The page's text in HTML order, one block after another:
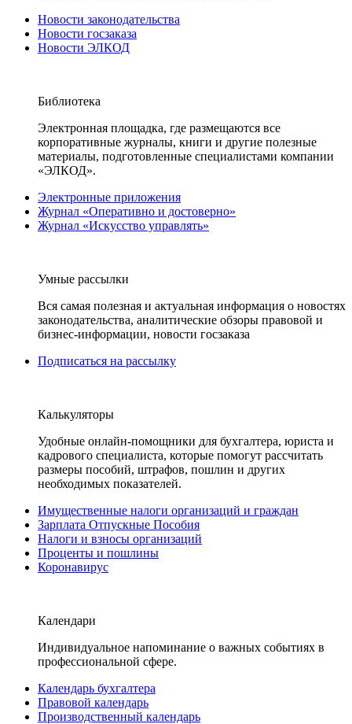
Новости законодательства
Новости госзаказа
Новости ЭЛКОД
Библиотека
Электронная площадка, где размещаются все
корпоративные журналы, книги и другие полезные
материалы, подготовленные специалистами компании
«ЭЛКОД».
Электронные приложения
Журнал «Оперативно и достоверно»
Журнал «Искусство управлять»
Умные рассылки
Вся самая полезная и актуальная информация о новостях
законодательства, аналитические обзоры правовой и
бизнес-информации, новости госзаказа
Подписаться на рассылку
Калькуляторы
Удобные онлайн-помощники для бухгалтера, юриста и
кадрового специалиста, которые помогут рассчитать
размеры пособий, штрафов, пошлин и других
необходимых показателей.
Имущественные налоги организаций и граждан
Зарплата Отпускные Пособия
Налоги и взносы организаций
Проценты и пошлины
Коронавирус
Календари
Индивидуальное напоминание о важных событиях в
профессиональной сфере.
Календарь бухгалтера
Правовой календарь
Производственный календарь